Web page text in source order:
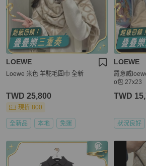
LOEWE
Loewe 米色 羊駝毛圍巾 全新
TWD 25,800
現折 800
全新品 本地 免運
LOEWE
羅意威
o包 27x23
TWD
狀況良好